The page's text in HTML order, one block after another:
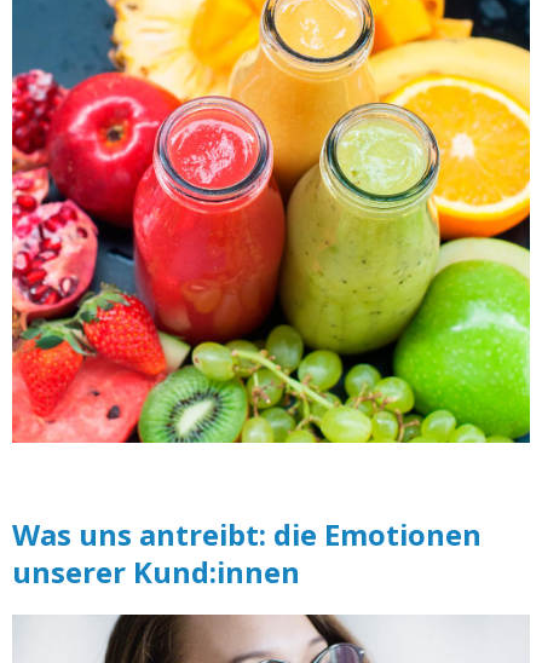
Was uns antreibt: die Emotionen
unserer Kund:innen